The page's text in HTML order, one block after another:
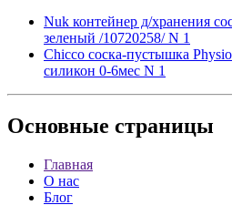
Nuk контейнер д/хранения
зеленый /10720258/ N 1
Chicco соска-пустышка
силикон 0-6мес N 1
Основные страницы
Главная
О нас
Блог